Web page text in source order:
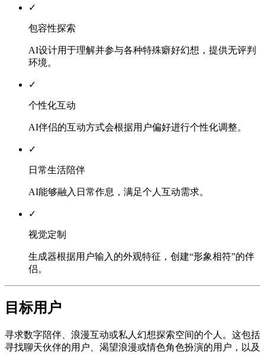
✓
包容性探索
AI设计用于理解并参与各种特殊癖好幻想，提供无评判
环境。
✓
个性化互动
AI伴侣的互动方式会根据用户偏好进行个性化调整。
✓
日常生活陪伴
AI能够融入日常作息，满足个人互动需求。
✓
视觉定制
生成器根据用户输入的外观特征，创建“形象相符”的伴
侣。
目标用户
寻求数字陪伴、浪漫互动或私人幻想探索空间的个人。这包括
寻找聊天伙伴的用户、渴望浪漫或情色角色扮演的用户，以及